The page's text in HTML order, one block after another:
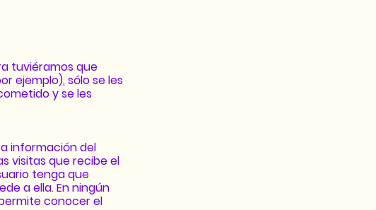
tuviéramos que
ejemplo), sólo se les
y se les
información del
visitas que recibe el
tenga que
a ella. En ningún
conocer el